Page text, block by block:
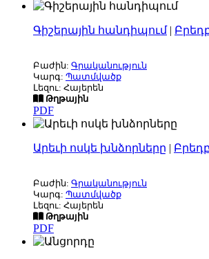
Գիշերային հանդիպում|
Բաժին: Գրականություն
Կարգ: Պատմվածք
Լեզու: Հայերեն
Թղթային
PDF
Արեւի ոսկե խնձորները |
Բաժին: Գրականություն
Կարգ: Պատմվածք
Լեզու: Հայերեն
Թղթային
PDF